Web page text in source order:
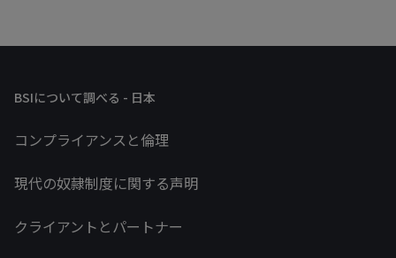
BSIについて調べる - 日本
コンプライアンスと倫理
現代の奴隷制度に関する声明
クライアントとパートナー